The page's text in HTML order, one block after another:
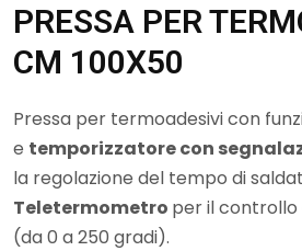
PRESSA PER
CM 100X50
Pressa per termoadesivi con
e temporizzatore con
la regolazione del tempo di
Teletermometro per il
(da 0 a 250 gradi).